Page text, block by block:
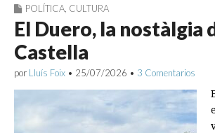
POLÍTICA, CULTURA
El Duero, la nostàlgia
Castella
por Lluís Foix • 25/07/2026 • 3 Comentarios